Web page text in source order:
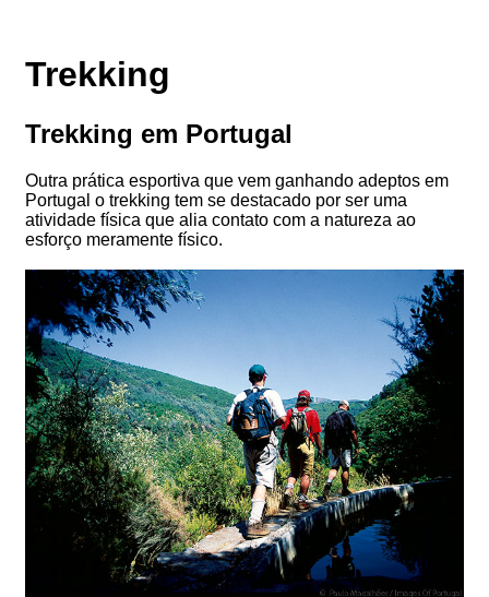
Trekking
Trekking em Portugal
Outra prática esportiva que vem ganhando adeptos em
Portugal o trekking tem se destacado por ser uma
atividade física que alia contato com a natureza ao
esforço meramente físico.